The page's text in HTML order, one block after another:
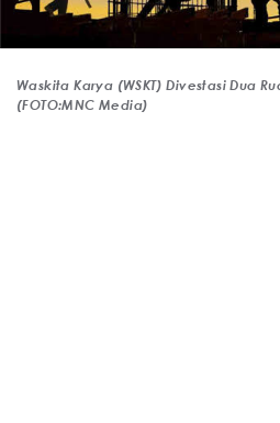
Waskita Karya (WSKT) Divestasi Dua
(FOTO:MNC Media)